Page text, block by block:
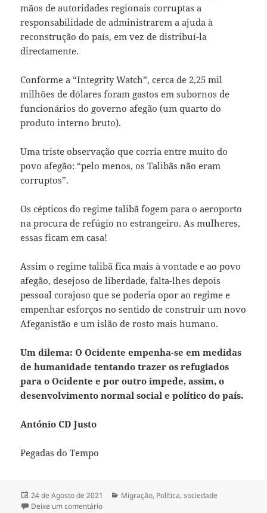
mãos de autoridades regionais corruptas a
responsabilidade de administrarem a ajuda à
reconstrução do país, em vez de distribuí-la
directamente.
Conforme a “Integrity Watch”, cerca de 2,25 mil
milhões de dólares foram gastos em subornos de
funcionários do governo afegão (um quarto do
produto interno bruto).
Uma triste observação que corria entre muito do
povo afegão: “pelo menos, os Talibãs não eram
corruptos”.
Os cépticos do regime talibã fogem para o aeroporto
na procura de refúgio no estrangeiro. As mulheres,
essas ficam em casa!
Assim o regime talibã fica mais à vontade e ao povo
afegão, desejoso de liberdade, falta-lhes depois
pessoal corajoso que se poderia opor ao regime e
empenhar esforços no sentido de construir um novo
Afeganistão e um islão de rosto mais humano.
Um dilema: O Ocidente empenha-se em medidas
de humanidade tentando trazer os refugiados
para o Ocidente e por outro impede, assim, o
desenvolvimento normal social e político do país.
António CD Justo
Pegadas do Tempo
Publicado
a
24 de Agosto de 2021 Categorias
Migração, Política,sociedade
Deixe um comentário